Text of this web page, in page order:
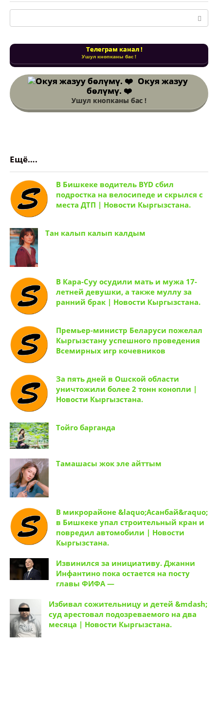
Поиск:
Телеграм канал !
Ушул кнопканы бас !
Окуя жазуу
бөлүмү. ❤️
Ушул кнопканы бас !
Ещё….
В Бишкеке водитель BYD сбил
подростка на велосипеде и скрылся с
места ДТП | Новости Кыргызстана.
Тан калып калып калдым
В Кара-Суу осудили мать и мужа 17-
летней девушки, а также муллу за
ранний брак | Новости Кыргызстана.
Премьер-министр Беларуси пожелал
Кыргызстану успешного проведения
Всемирных игр кочевников
За пять дней в Ошской области
уничтожили более 2 тонн конопли |
Новости Кыргызстана.
Тойго барганда
Тамашасы жок эле айттым
В микрорайоне &laquo;Асанбай&raquo;
в Бишкеке упал строительный кран и
повредил автомобили | Новости
Кыргызстана.
Извинился за инициативу. Джанни
Инфантино пока остается на посту
главы ФИФА —
Избивал сожительницу и детей &mdash;
суд арестовал подозреваемого на два
месяца | Новости Кыргызстана.